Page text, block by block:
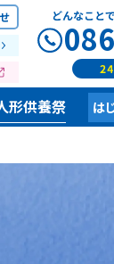
形供養祭 は